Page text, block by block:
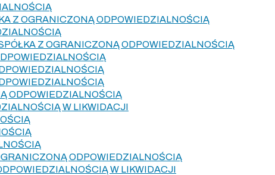
Z OGRANICZONĄ ODPOWIEDZIALNOŚCIĄ
Z OGRANICZONĄ ODPOWIEDZIALNOŚCIĄ
ODPOWIEDZIALNOŚCIĄ
W LIKWIDACJI
ODPOWIEDZIALNOŚCIĄ
W LIKWIDACJI